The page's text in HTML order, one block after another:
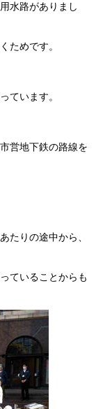
水路がありまし
ためです。
ています。
営地下鉄の路線を
たりの途中から、
ていることからも